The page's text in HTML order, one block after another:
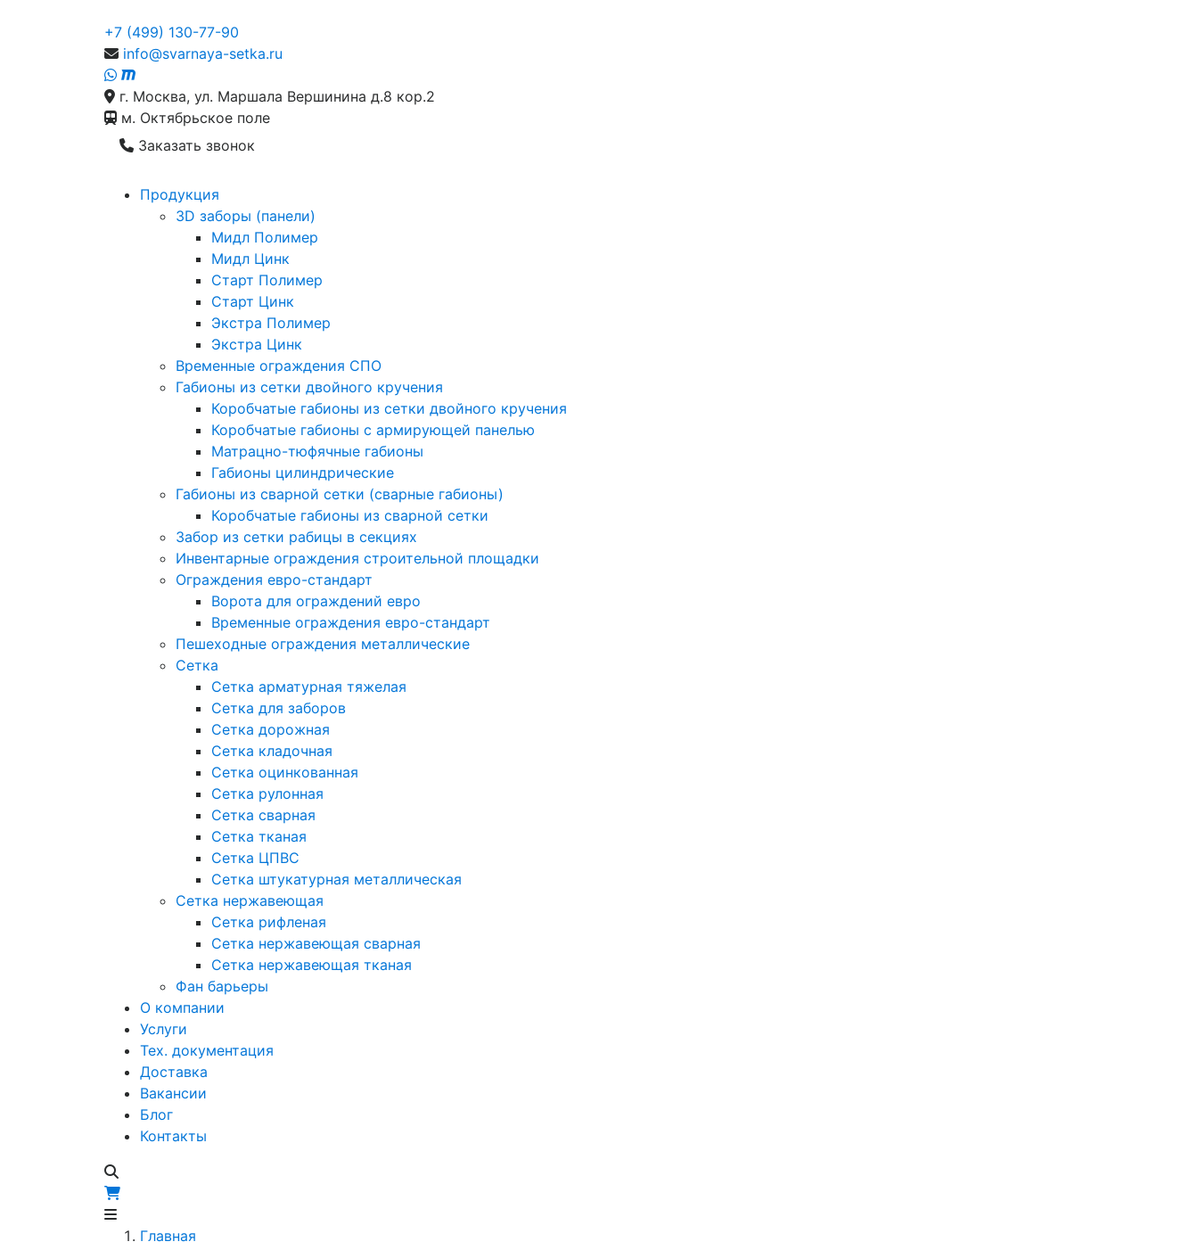
+7 (499) 130-77-90
info@svarnaya-setka.ru
г. Москва, ул. Маршала Вершинина д.8 кор.2
м. Октябрьское поле
Заказать звонок
Продукция
3D заборы (панели)
Мидл Полимер
Мидл Цинк
Старт Полимер
Старт Цинк
Экстра Полимер
Экстра Цинк
Временные ограждения СПО
Габионы из сетки двойного кручения
Коробчатые габионы из сетки двойного кручения
Коробчатые габионы с армирующей панелью
Матрацно-тюфячные габионы
Габионы цилиндрические
Габионы из сварной сетки (сварные габионы)
Коробчатые габионы из сварной сетки
Забор из сетки рабицы в секциях
Инвентарные ограждения строительной площадки
Ограждения евро-стандарт
Ворота для ограждений евро
Временные ограждения евро-стандарт
Пешеходные ограждения металлические
Сетка
Сетка арматурная тяжелая
Сетка для заборов
Сетка дорожная
Сетка кладочная
Сетка оцинкованная
Сетка рулонная
Сетка сварная
Сетка тканая
Сетка ЦПВС
Сетка штукатурная металлическая
Сетка нержавеющая
Сетка рифленая
Сетка нержавеющая сварная
Сетка нержавеющая тканая
Фан барьеры
О компании
Услуги
Тех. документация
Доставка
Вакансии
Блог
Контакты
Главная